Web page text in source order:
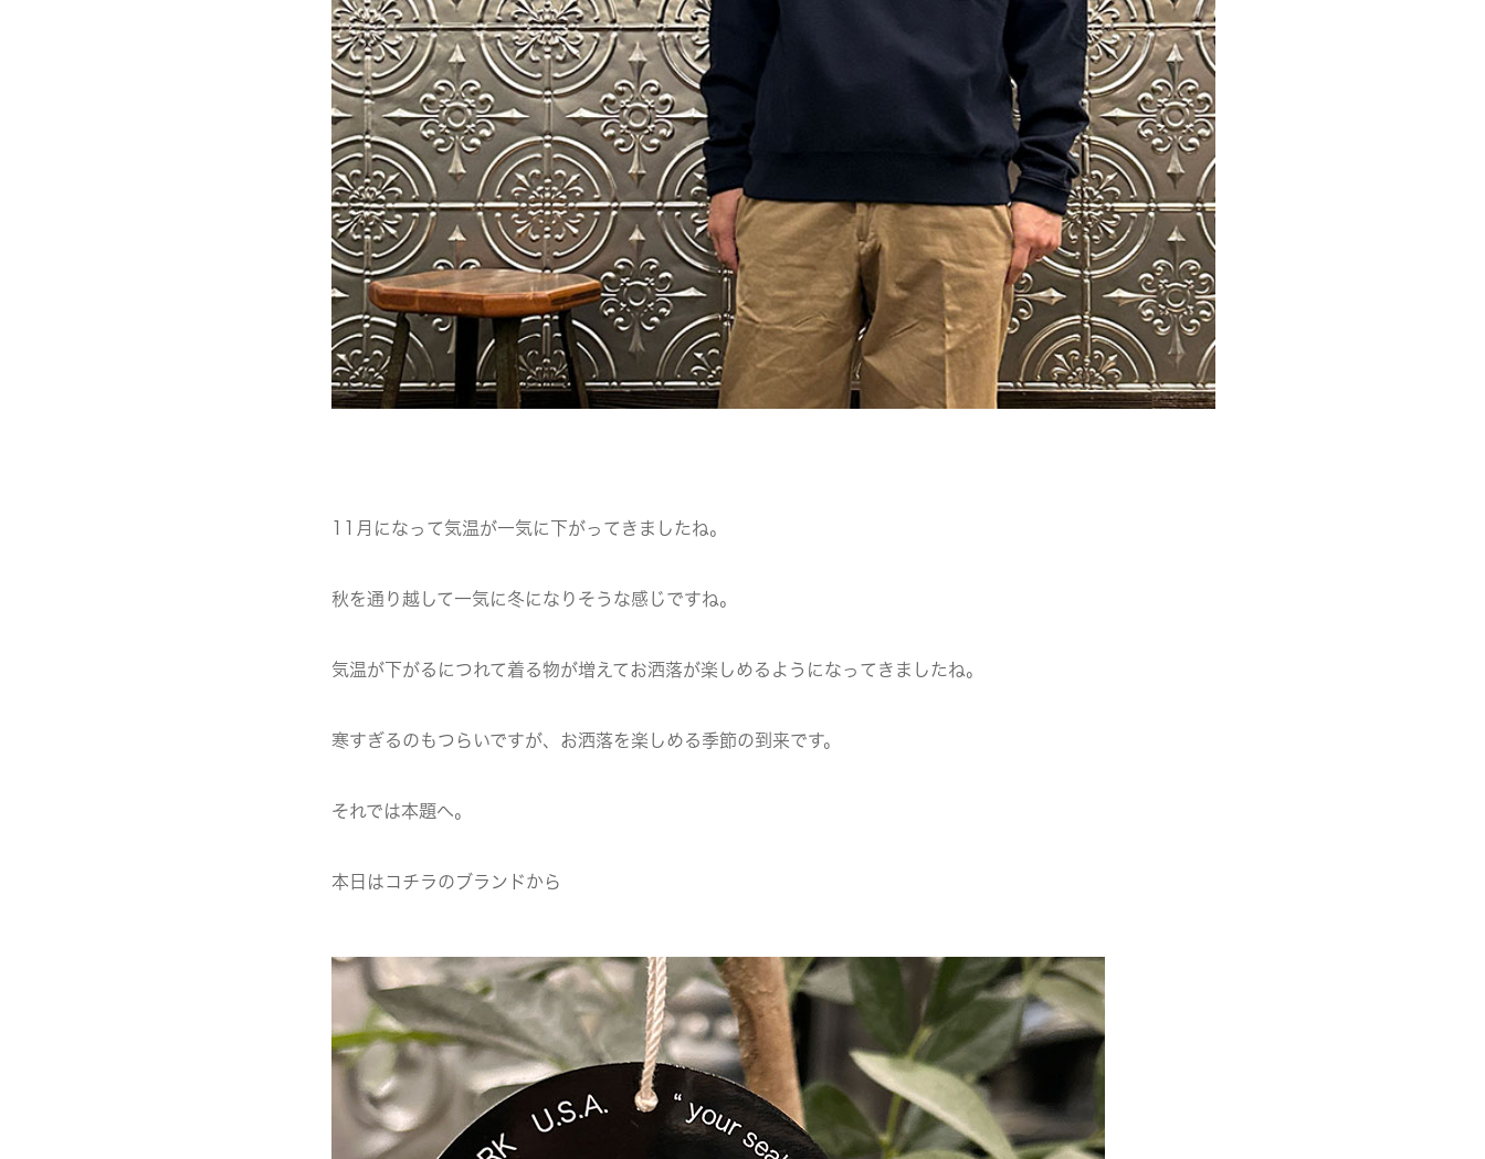
11月になって気温が一気に下がってきましたね。
秋を通り越して一気に冬になりそうな感じですね。
気温が下がるにつれて着る物が増えてお洒落が楽しめるようになってきましたね。
寒すぎるのもつらいですが、お洒落を楽しめる季節の到来です。
それでは本題へ。
本日はコチラのブランドから